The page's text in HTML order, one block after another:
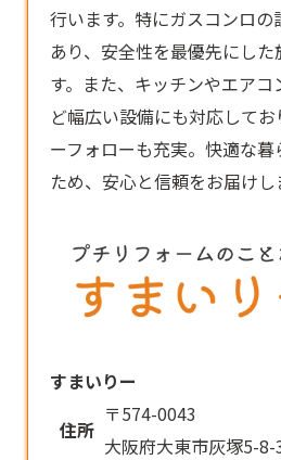
行います。特にガスコンロの
あり、安全性を最優先にし
す。また、キッチンやエア
ど幅広い設備にも対応して
ーフォローも充実。快適な
ため、安心と信頼をお届けし
すまいりー
住所
〒574-0043
大阪府大東市灰塚5-8-